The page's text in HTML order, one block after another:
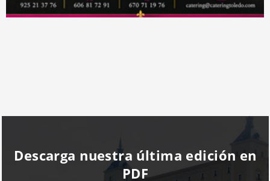
Descarga nuestra última edición en
PDF